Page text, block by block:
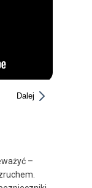
Dalej
–